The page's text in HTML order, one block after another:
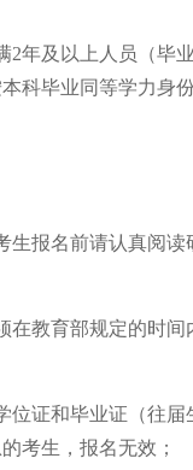
2年及以上人员（毕
科毕业同等学力身份
报名前请认真阅
教育部规定的时
证和毕业证（往
考生，报名无效；